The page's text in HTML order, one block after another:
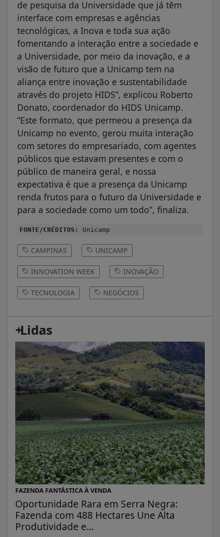
de pesquisa da Universidade que já têm
interface com empresas e agências
tecnológicas, a Inova e toda sua ação
fomentando a interação entre a sociedade e
a Universidade, por meio da inovação, e a
visão de futuro que a Unicamp tem na
aliança entre inovação e sustentabilidade
através do projeto HIDS”, explicou Roberto
Donato, coordenador do HIDS Unicamp.
“Este formato, que permeou a presença da
Unicamp no evento, gerou muita interação
com setores do empresariado, com agentes
públicos que estavam presentes e com o
público de maneira geral, e nossa
expectativa é que a presença da Unicamp
renda frutos para o futuro da Universidade e
para a sociedade como um todo”, finaliza.
FONTE/CRÉDITOS: Unicamp
CAMPINAS UNICAMP
INNOVATION WEEK INOVAÇÃO
TECNOLOGIA NEGÓCIOS
+
Lidas
FAZENDA FANTÁSTICA À VENDA
Oportunidade Rara em Serra Negra:
Fazenda com 488 Hectares Une Alta
Produtividade e...